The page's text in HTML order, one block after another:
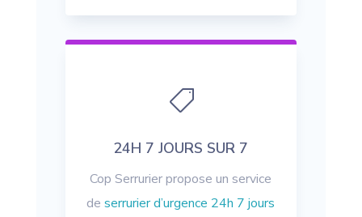

24H 7 JOURS SUR 7
Cop Serrurier propose un service
deserrurier d’urgence 24h 7 jours